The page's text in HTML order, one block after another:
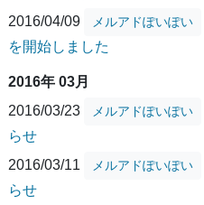
2016/04/09
メルアドぽいぽい
を開始しました
2016年 03月
2016/03/23
メルアドぽいぽい
らせ
2016/03/11
メルアドぽいぽい
らせ